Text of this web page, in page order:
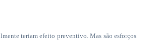
teriam efeito preventivo. Mas são esforços